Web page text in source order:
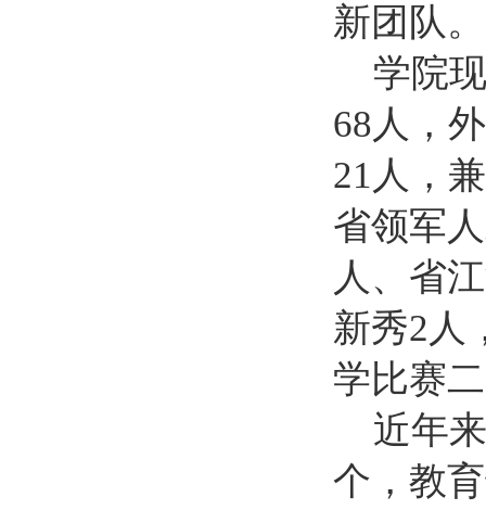
新团队。
学院
68 人 ，
21 人 ，
省领军
人 、 省
新秀2 人
学比赛
近年来
个，教